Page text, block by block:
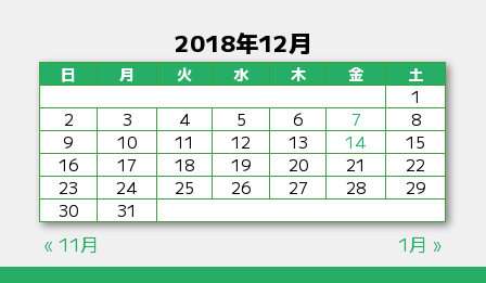
2018年12月
日 月 火 水 木 金
土
1
2
3 4 5 6 7
8
9
10 11 12 13 14
15
16
17 18 19 20 21
22
23
24 25 26 27 28
29
30
31
« 11月 1月 »